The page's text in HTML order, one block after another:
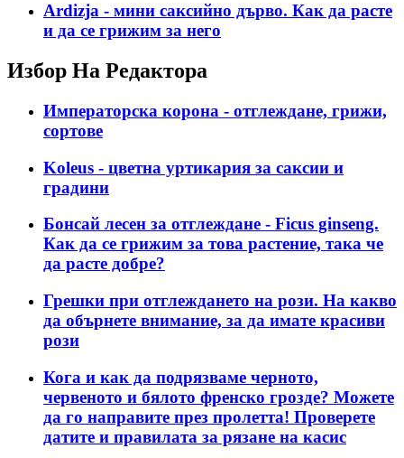
Ardizja - мини саксийно дърво. Как да расте
и да се грижим за него
Избор На Редактора
Императорска корона - отглеждане, грижи,
сортове
Koleus - цветна уртикария за саксии и
градини
Бонсай лесен за отглеждане - Ficus ginseng.
Как да се грижим за това растение, така че
да расте добре?
Грешки при отглеждането на рози. На какво
да обърнете внимание, за да имате красиви
рози
Кога и как да подрязваме черното,
червеното и бялото френско грозде? Можете
да го направите през пролетта! Проверете
датите и правилата за рязане на касис